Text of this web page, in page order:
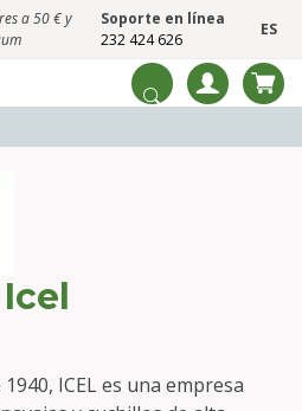
a 50 € y
Soporte en línea
232 424 626
ES
Icel
ICEL es una empresa